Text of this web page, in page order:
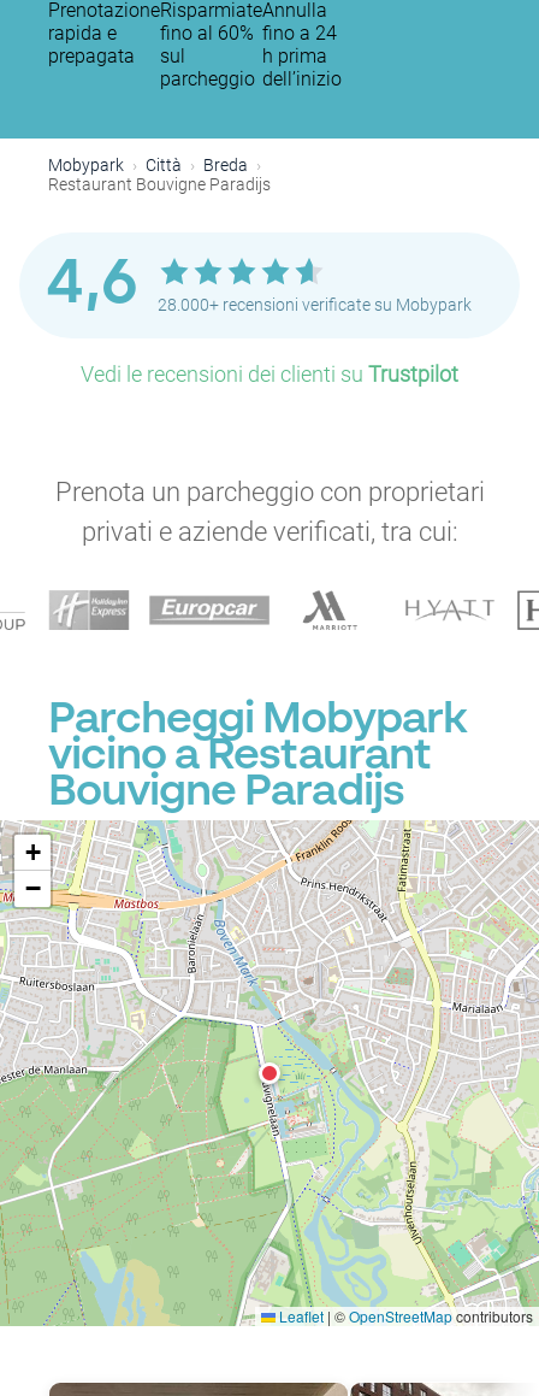
Prenotazione
rapida e
prepagata
Risparmiate
fino al 60%
sul
parcheggio
Annulla
fino a 24
h prima
dell’inizio
Mobypark Città
Breda
Restaurant Bouvigne Paradijs
4,6 28.000+ recensioni verificate su Mobypark
Vedi le recensioni dei clienti su Trustpilot
Prenota un parcheggio con proprietari
privati e aziende verificati, tra cui:
Parcheggi Mobypark
vicino a Restaurant
Bouvigne Paradijs
P
P
+
−
Leaflet | ©OpenStreetMapcontributors